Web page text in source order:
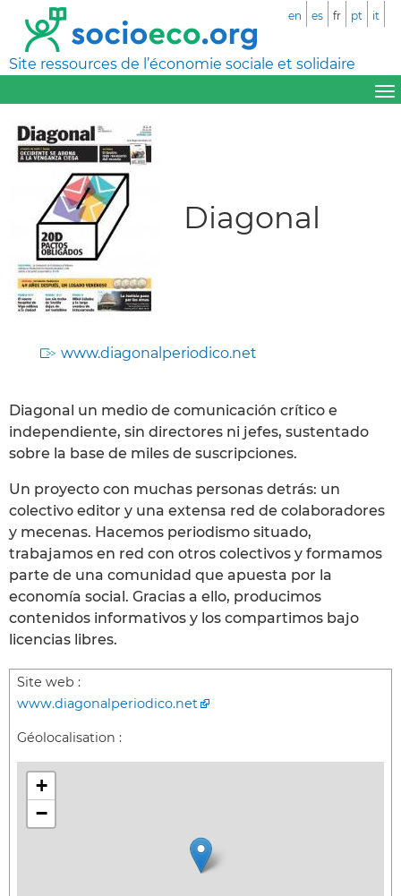
Site ressources de l’économie sociale et solidaire
en es fr pt it
Diagonal
www.diagonalperiodico.net
Diagonal un medio de comunicación crítico e
independiente, sin directores ni jefes, sustentado
sobre la base de miles de suscripciones.
Un proyecto con muchas personas detrás: un
colectivo editor y una extensa red de colaboradores
y mecenas. Hacemos periodismo situado,
trabajamos en red con otros colectivos y formamos
parte de una comunidad que apuesta por la
economía social. Gracias a ello, producimos
contenidos informativos y los compartimos bajo
licencias libres.
Site web :
www.diagonalperiodico.net
Géolocalisation :
+
−